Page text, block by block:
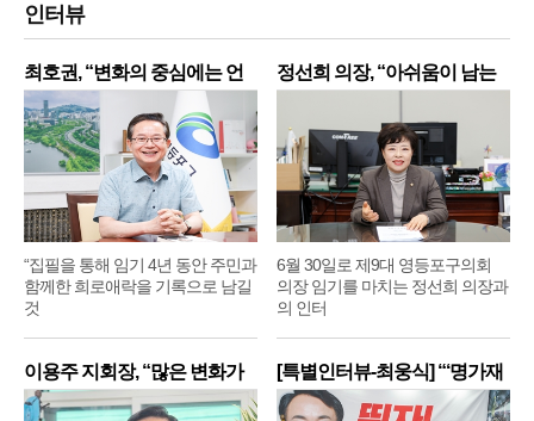
인터뷰
최호권, “변화의 중심에는 언
제
“집필을 통해 임기 4년 동안 주민과
함께한 희로애락을 기록으로 남길
것
정선희 의장, “아쉬움이 남는
6월 30일로 제9대 영등포구의회
의장 임기를 마치는 정선희 의장과
의 인터
이용주 지회장, “많은 변화가 [특별인터뷰-최웅식] “‘명가재